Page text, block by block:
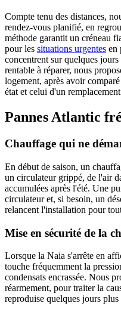
Compte tenu des distances,
rendez-vous planifié, en
méthode garantit un créneau
pour les situations urgentes en
concentrent sur quelques
rentable à réparer, nous
logement, après avoir
état et celui d'un
Pannes Atlantic
Chauffage qui ne
En début de saison, un
un circulateur grippé, de l'air
accumulées après l'été. Une
circulateur et, si besoin, un
relancent l'installation pour
Mise en sécurité de la
Lorsque la Naia s'arrête en
touche fréquemment la
condensats encrassée. Nous
réarmement, pour traiter la
reproduise quelques jours plus